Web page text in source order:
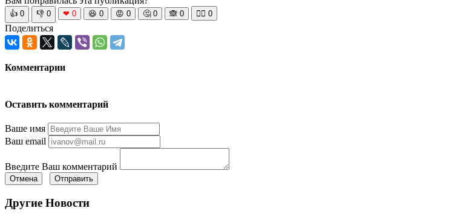
👍 0 👎 0 ❤ 0 😆 0 😡 0 🤔 0 🙈 0 🧘‍♀️ 0
Поделиться
Комментарии
Оставить комментарий
Ваше имя
Ваш email
Введите Ваш комментарий
Отмена Отправить
Другие Новости